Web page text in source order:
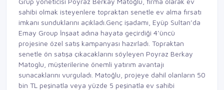
sahibi olmak isteyenlere topraktan senetle ev alma fırsatı
imkanı sunduklarını açıkladı.Genç işadamı, Eyüp Sultan’da
Emay Group İnşaat adına hayata geçirdiği 4’üncü
projesine özel satış kampanyası hazırladı. Topraktan
senetle ön satışa çıkacaklarını söyleyen Poyraz Berkay
Matoglu, müşterilerine önemli yatırım avantajı
sunacaklarını vurguladı. Matoğlu, projeye dahil olanların 50
bin TL peşinatla veya yüzde 5 peşinatla ev sahibi